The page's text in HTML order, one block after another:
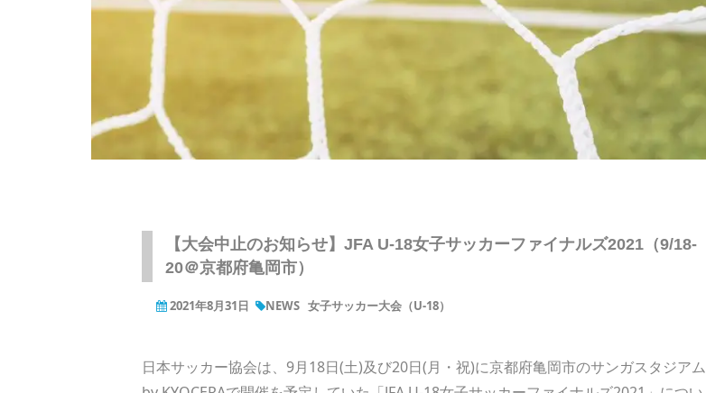
【大会中止のお知らせ】JFA U-18女子サッカーファイナルズ2021（9/18-
20＠京都府亀岡市）
2021年8月31日 NEWS 女子サッカー大会（U-18）
日本サッカー協会は、9月18日(土)及び20日(月・祝)に京都府亀岡市のサンガスタジアム